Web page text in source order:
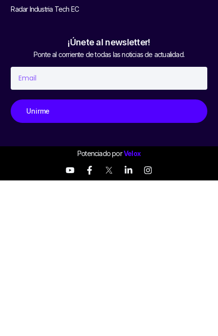
Radar Industria Tech EC
¡Únete al newsletter!
Ponte al corriente de todas las noticias de actualidad.
Unirme
Potenciado porVelox